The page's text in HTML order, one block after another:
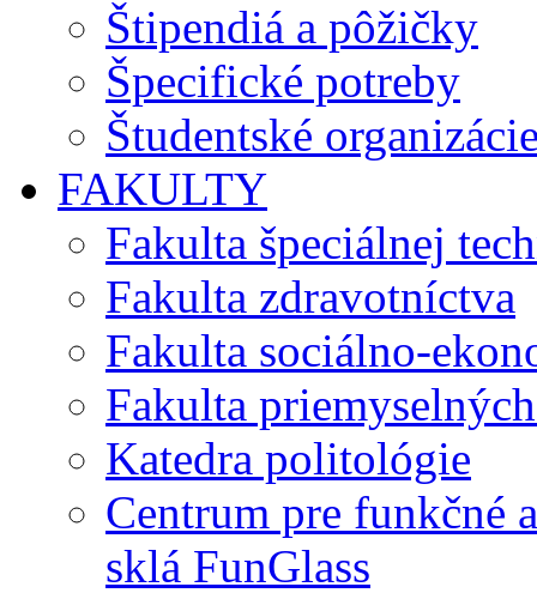
Štipendiá a pôžičky
Špecifické potreby
Študentské
FAKULTY
Fakulta špeciálnej
Fakulta zdravotníctva
Fakulta sociálno-
Fakulta
Katedra politológie
Centrum pre funkčné
sklá FunGlass